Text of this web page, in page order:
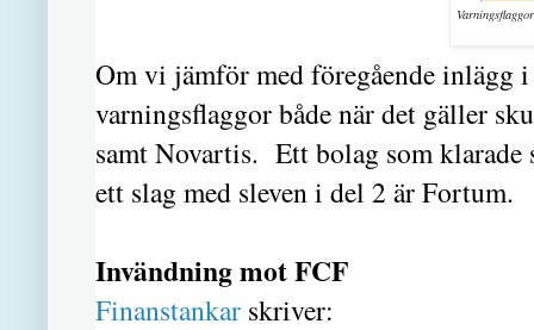
Om vi jämför med föregående inlägg
varningsflaggor både när det gäller
samt Novartis. Ett bolag som
ett slag med sleven i del 2 är Fortum.
Invändning mot FCF
Finanstankar skriver: